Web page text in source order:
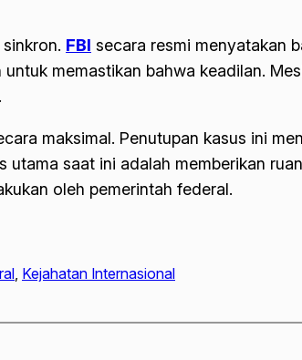
FBI secara resmi menyatakan
memastikan bahwa keadilan.
maksimal. Penutupan kasus ini
saat ini adalah memberikan
oleh pemerintah federal.
, Kejahatan Internasional